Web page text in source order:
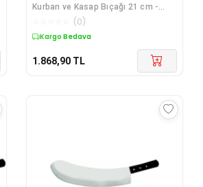
Kurban ve Kasap Bıçağı 21 cm -
No:4 Ahşap Sap Td
(0)
Kargo Bedava
1.868,90 TL